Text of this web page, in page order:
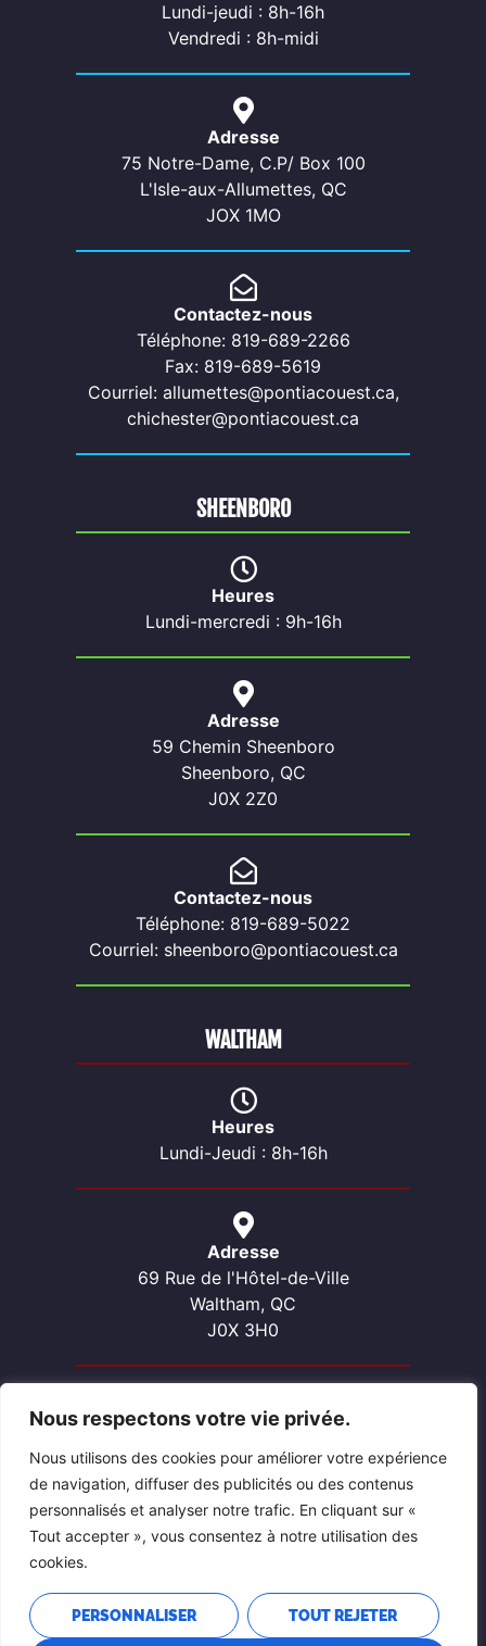
Nous respectons votre vie privée.
Nous utilisons des cookies pour améliorer votre expérience
de navigation, diffuser des publicités ou des contenus
personnalisés et analyser notre trafic. En cliquant sur «
Tout accepter », vous consentez à notre utilisation des
cookies.
PERSONNALISER TOUT REJETER
Lundi-jeudi : 8h-16h
Vendredi : 8h-midi
Adresse
75 Notre-Dame, C.P/ Box 100
L'Isle-aux-Allumettes, QC
JOX 1MO
Contactez-nous
Téléphone: 819-689-2266
Fax: 819-689-5619
Courriel: allumettes@pontiacouest.ca,
chichester@pontiacouest.ca
SHEENBORO
Heures
Lundi-mercredi : 9h-16h
Adresse
59 Chemin Sheenboro
Sheenboro, QC
J0X 2Z0
Contactez-nous
Téléphone: 819-689-5022
Courriel: sheenboro@pontiacouest.ca
Heures
Lundi-Jeudi : 8h-16h
Adresse
69 Rue de l'Hôtel-de-Ville
Waltham, QC
J0X 3H0
Contactez-nous
Téléphone: 819-689-2057
Courriel: waltham@pontiacouest.ca
WALTHAM